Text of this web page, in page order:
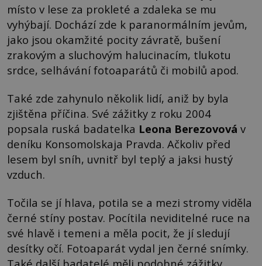
místo v lese za prokleté a zdaleka se mu
vyhýbají. Dochází zde k paranormálním jevům,
jako jsou okamžité pocity závratě, bušení
zrakovým a sluchovým halucinacím, tlukotu
srdce, selhávání fotoaparátů či mobilů apod.
Také zde zahynulo několik lidí, aniž by byla
zjištěna příčina. Své zážitky z roku 2004
popsala ruská badatelka Leona Berezovová v
deníku Konsomolskaja Pravda. Ačkoliv před
lesem byl sníh, uvnitř byl teplý a jaksi hustý
vzduch.
Točila se jí hlava, potila se a mezi stromy viděla
černé stíny postav. Pocítila neviditelné ruce na
své hlavě i temeni a měla pocit, že jí sledují
desítky očí. Fotoaparát vydal jen černé snímky.